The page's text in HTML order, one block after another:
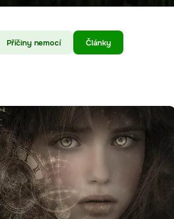
Příčiny nemocí Články